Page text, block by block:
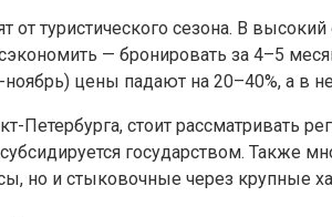
от туристического сезона. В
— бронировать за 4–5
цены падают на 20–40%, а в
стоит рассматривать
государством.
но и стыковочные через крупные